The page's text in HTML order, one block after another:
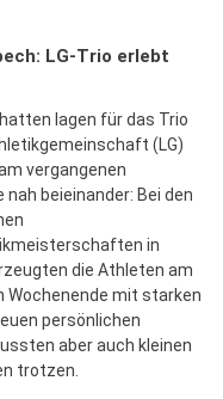
LG-Trio erlebt
lagen für das Trio
(LG)
vergangenen
nah beieinander: Bei den
in
die Athleten am
Wochenende mit starken
persönlichen
aber auch kleinen
trotzen.